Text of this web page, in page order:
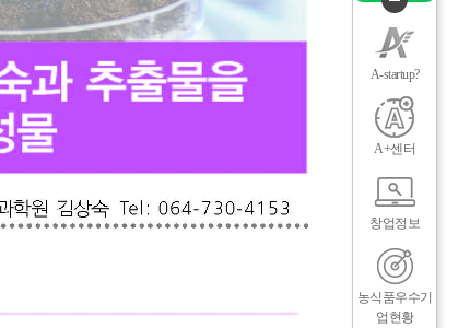
인
퀵
메
뉴
닫
기
A-startup?
A+센터
창업정보
농식품우수기
업현황